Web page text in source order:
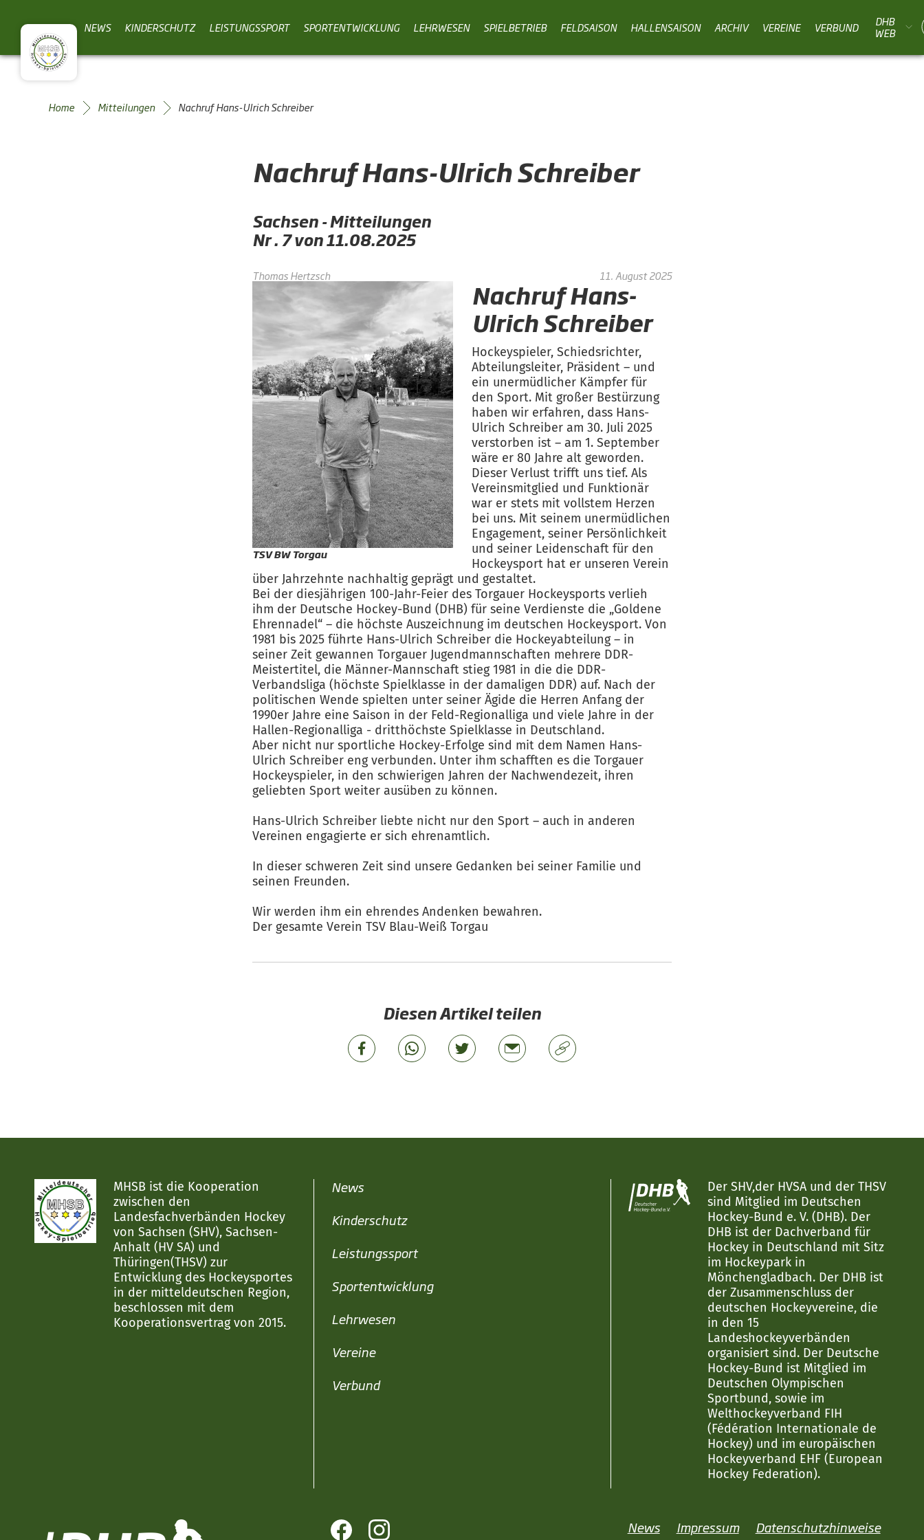
NEWS KINDERSCHUTZ LEISTUNGSSPORT SPORTENTWICKLUNG LEHRWESEN SPIELBETRIEB FELDSAISON HALLENSAISON ARCHIV VEREINE VERBUND
DHB
WEB
Home Mitteilungen Nachruf Hans-Ulrich Schreiber
Nachruf Hans-Ulrich Schreiber
Sachsen - Mitteilungen
Nr . 7 von 11.08.2025
Thomas Hertzsch 11. August 2025
TSV BW Torgau
Nachruf Hans-
Ulrich Schreiber
Hockeyspieler, Schiedsrichter,
Abteilungsleiter, Präsident – und
ein unermüdlicher Kämpfer für
den Sport. Mit großer Bestürzung
haben wir erfahren, dass Hans-
Ulrich Schreiber am 30. Juli 2025
verstorben ist – am 1. September
wäre er 80 Jahre alt geworden.
Dieser Verlust trifft uns tief. Als
Vereinsmitglied und Funktionär
war er stets mit vollstem Herzen
bei uns. Mit seinem unermüdlichen
Engagement, seiner Persönlichkeit
und seiner Leidenschaft für den
Hockeysport hat er unseren Verein
über Jahrzehnte nachhaltig geprägt und gestaltet.
Bei der diesjährigen 100-Jahr-Feier des Torgauer Hockeysports verlieh
ihm der Deutsche Hockey-Bund (DHB) für seine Verdienste die „Goldene
Ehrennadel“ – die höchste Auszeichnung im deutschen Hockeysport. Von
1981 bis 2025 führte Hans-Ulrich Schreiber die Hockeyabteilung – in
seiner Zeit gewannen Torgauer Jugendmannschaften mehrere DDR-
Meistertitel, die Männer-Mannschaft stieg 1981 in die die DDR-
Verbandsliga (höchste Spielklasse in der damaligen DDR) auf. Nach der
politischen Wende spielten unter seiner Ägide die Herren Anfang der
1990er Jahre eine Saison in der Feld-Regionalliga und viele Jahre in der
Hallen-Regionalliga - dritthöchste Spielklasse in Deutschland.
Aber nicht nur sportliche Hockey-Erfolge sind mit dem Namen Hans-
Ulrich Schreiber eng verbunden. Unter ihm schafften es die Torgauer
Hockeyspieler, in den schwierigen Jahren der Nachwendezeit, ihren
geliebten Sport weiter ausüben zu können.
Hans-Ulrich Schreiber liebte nicht nur den Sport – auch in anderen
Vereinen engagierte er sich ehrenamtlich.
In dieser schweren Zeit sind unsere Gedanken bei seiner Familie und
seinen Freunden.
Wir werden ihm ein ehrendes Andenken bewahren.
Der gesamte Verein TSV Blau-Weiß Torgau
Diesen Artikel teilen
MHSB ist die Kooperation
zwischen den
Landesfachverbänden Hockey
von Sachsen (SHV), Sachsen-
Anhalt (HV SA) und
Thüringen(THSV) zur
Entwicklung des Hockeysportes
in der mitteldeutschen Region,
beschlossen mit dem
Kooperationsvertrag von 2015.
News
Kinderschutz
Leistungssport
Sportentwicklung
Lehrwesen
Vereine
Verbund
Der SHV,der HVSA und der THSV
sind Mitglied im Deutschen
Hockey-Bund e. V. (DHB). Der
DHB ist der Dachverband für
Hockey in Deutschland mit Sitz
im Hockeypark in
Mönchengladbach. Der DHB ist
der Zusammenschluss der
deutschen Hockeyvereine, die
in den 15
Landeshockeyverbänden
organisiert sind. Der Deutsche
Hockey-Bund ist Mitglied im
Deutschen Olympischen
Sportbund, sowie im
Welthockeyverband FIH
(Fédération Internationale de
Hockey) und im europäischen
Hockeyverband EHF (European
Hockey Federation).
News Impressum Datenschutzhinweise